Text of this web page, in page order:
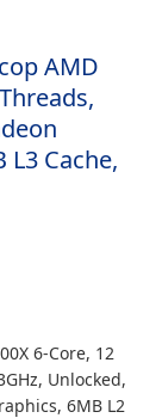
AMD
L3 Cache,
6-Core, 12
Unlocked,
6MB L2